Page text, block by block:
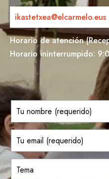
ikastetxea@elcarmelo.eus
Horario de atención
Horario ininterrumpido: